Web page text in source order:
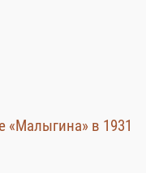
«Малыгина» в 1931